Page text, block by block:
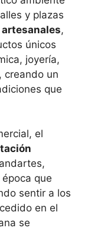
y plazas
,
únicos
joyería,
creando un
que
el
que
sentir a los
en el
se